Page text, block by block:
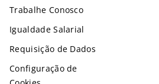
Trabalhe Conosco
Igualdade Salarial
Requisição de Dados
Configuração de